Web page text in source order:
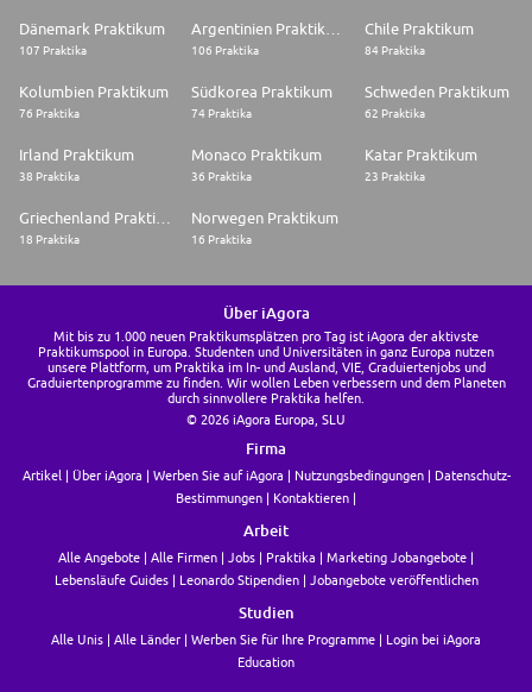
Dänemark Praktikum
107 Praktika 106 Praktika
Chile Praktikum
84 Praktika
Kolumbien Praktikum
76 Praktika
Südkorea Praktikum
74 Praktika
Schweden Praktikum
62 Praktika
Irland Praktikum
38 Praktika
Monaco Praktikum
36 Praktika
Katar Praktikum
23 Praktika
18 Praktika
Norwegen Praktikum
16 Praktika
Über iAgora
Mit bis zu 1.000 neuen Praktikumsplätzen pro Tag ist iAgora der aktivste
Praktikumspool in Europa. Studenten und Universitäten in ganz Europa nutzen
unsere Plattform, um Praktika im In- und Ausland, VIE, Graduiertenjobs und
Graduiertenprogramme zu finden. Wir wollen Leben verbessern und dem Planeten
durch sinnvollere Praktika helfen.
© 2026 iAgora Europa, SLU
Firma
Artikel Über iAgora Werben Sie auf iAgora Nutzungsbedingungen
Datenschutz-
Bestimmungen
Kontaktieren
Arbeit
Alle Angebote Alle Firmen Jobs Praktika
Marketing Jobangebote
Lebensläufe Guides
Leonardo Stipendien Jobangebote veröffentlichen
Studien
Alle Unis Alle Länder Werben Sie für Ihre Programme
Login bei iAgora
Education